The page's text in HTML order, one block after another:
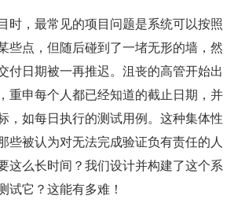
时，最常见的项目问题是系统可以按照
些点，但随后碰到了一堵无形的墙，然
付日期被一再推迟。沮丧的高管开始出
重申每个人都已经知道的截止日期，并
，如每日执行的测试用例。这种集体性
些被认为对无法完成验证负有责任的人
这么长时间？我们设计并构建了这个系
试它？这能有多难！